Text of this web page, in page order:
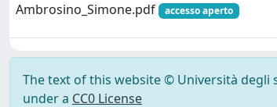
Ambrosino_Simone.pdf
accesso aperto
The text of this website © Università degli
under a CC0 License